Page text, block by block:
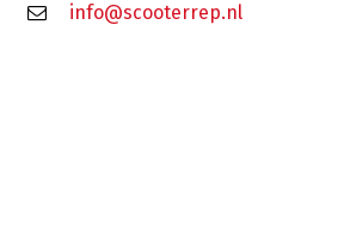
info@scooterrep.nl